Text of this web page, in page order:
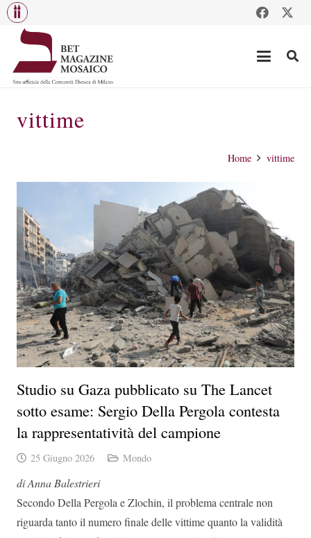
vittime
Home vittime
Studio su Gaza pubblicato su The Lancet
sotto esame: Sergio Della Pergola contesta
la rappresentatività del campione
25 Giugno 2026 Mondo
di Anna Balestrieri
Secondo Della Pergola e Zlochin, il problema centrale non
riguarda tanto il numero finale delle vittime quanto la validità